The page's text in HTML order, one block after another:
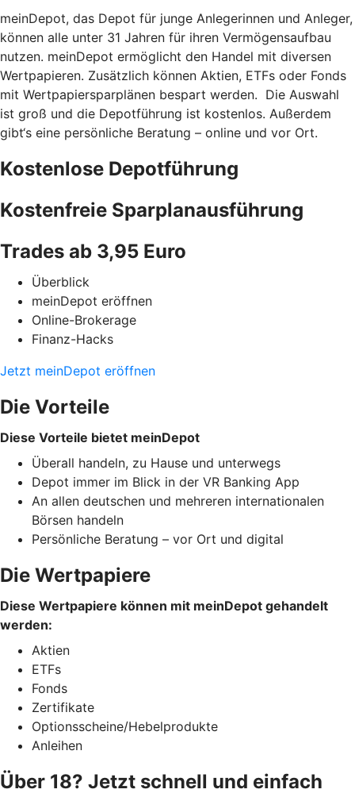
meinDepot, das Depot für junge Anlegerinnen und Anleger,
können alle unter 31 Jahren für ihren Vermögensaufbau
nutzen. meinDepot ermöglicht den Handel mit diversen
Wertpapieren. Zusätzlich können Aktien, ETFs oder Fonds
mit Wertpapiersparplänen bespart werden. Die Auswahl
ist groß und die Depotführung ist kostenlos. Außerdem
gibt‘s eine persönliche Beratung – online und vor Ort.
Kostenlose Depotführung
Kostenfreie Sparplanausführung
Trades ab 3,95 Euro
Überblick
meinDepot eröffnen
Online-Brokerage
Finanz-Hacks
Jetzt meinDepot eröffnen
Die Vorteile
Diese Vorteile bietet meinDepot
Überall handeln, zu Hause und unterwegs
Depot immer im Blick in der VR Banking App
An allen deutschen und mehreren internationalen
Börsen handeln
Persönliche Beratung – vor Ort und digital
Die Wertpapiere
Diese Wertpapiere können mit meinDepot gehandelt
werden:
Aktien
ETFs
Fonds
Zertifikate
Optionsscheine/Hebelprodukte
Anleihen
Über 18? Jetzt schnell und einfach